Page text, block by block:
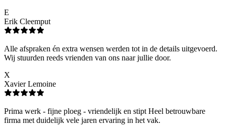
E
Erik Cleemput
Alle afspraken én extra wensen werden tot in de details uitgevoerd.
Wij stuurden reeds vrienden van ons naar jullie door.
X
Xavier Lemoine
Prima werk - fijne ploeg - vriendelijk en stipt Heel betrouwbare
firma met duidelijk vele jaren ervaring in het vak.